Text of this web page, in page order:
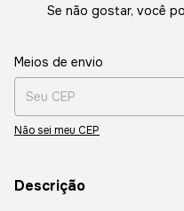
Se não gostar, você
Entregas para o CEP:
Meios de envio
Não sei meu CEP
Descrição